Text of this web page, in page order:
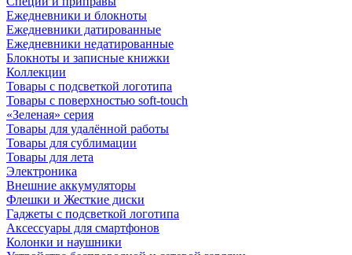
Ежедневники и блокноты
Ежедневники датированные
Ежедневники недатированные
Блокноты и записные книжки
Коллекции
Товары с подсветкой логотипа
Товары с поверхностью soft-touch
«Зеленая» серия
Товары для удалённой работы
Товары для сублимации
Товары для лета
Электроника
Внешние аккумуляторы
Флешки и Жесткие диски
Гаджеты с подсветкой логотипа
Аксессуары для смартфонов
Колонки и наушники